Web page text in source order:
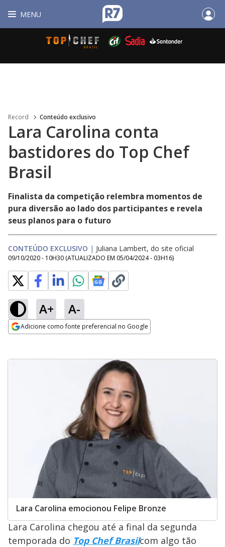
MENU
Record Conteúdo exclusivo
Lara Carolina conta
bastidores do Top Chef
Brasil
Finalista da competição relembra momentos de
pura diversão ao lado dos participantes e revela
seus planos para o futuro
CONTEÚDO EXCLUSIVO | Juliana Lambert, do site oficial
09/10/2020 - 10H30 (ATUALIZADO EM 05/04/2024 - 03H16)
A+ A-
Adicione como fonte preferencial no Google
Lara Carolina emocionou Felipe Bronze
Lara Carolina chegou até a final da segunda
temporada do Top Chef Brasilcom algo tão